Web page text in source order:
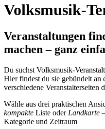
Volksmusik-
Veranstaltungen
machen – ganz
Du suchst Volksmusik-
Hier findest du sie gebündelt an
verschiedene Veranstalterseiten
Wähle aus drei praktischen
kompakte Liste oder Landkarte
Kategorie und Zeitraum